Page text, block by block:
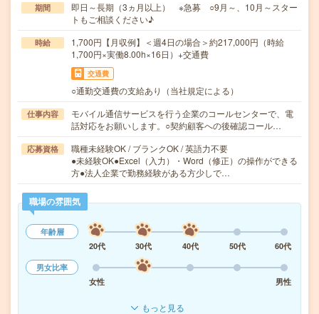
期間
即日～長期（3ヵ月以上） ※急募 ○9月～、10月～スター
トもご相談ください♪
時給
1,700円【月収例】＜週4日の場合＞約217,000円（時給
1,700円×実働8.00h×16日）+交通費
交通費
○通勤交通費の支給あり（当社規定による）
仕事内容
モバイル通信サービスを行う企業のコールセンターで、電
話対応をお願いします。○契約顧客への後確認コール…
応募資格
職種未経験OK / ブランクOK / 英語力不要
●未経験OK●Excel（入力）・Word（修正）の操作ができる
方●法人企業で勤務経験がある方少しで…
職場の雰囲気
年齢層
20代
30代 40代 50代
60代
男女比率
女性
男性
もっと見る